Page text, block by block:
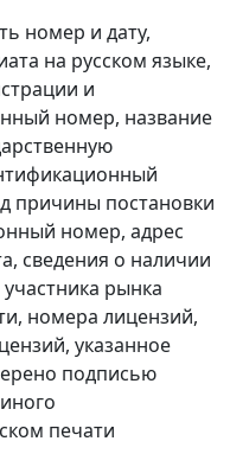
номер и дату,
на русском языке,
и
номер, название
причины постановки
номер, адрес
сведения о наличии
рынка
номера лицензий,
указанное
подписью
печати